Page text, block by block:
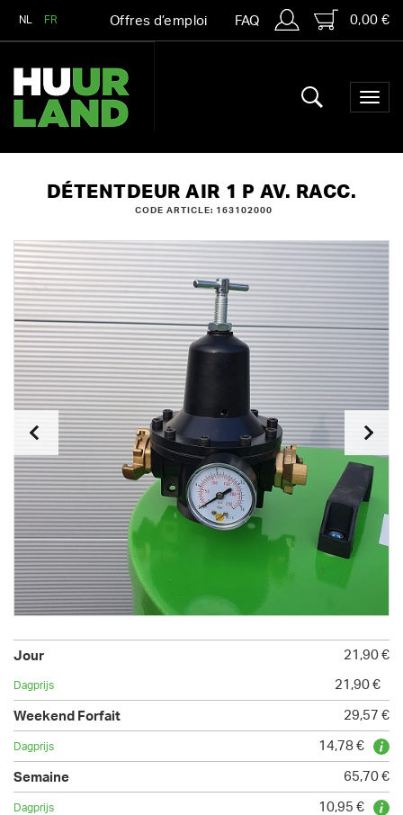
NL FR Offres d’emploi FAQ 0,00 €
DÉTENTDEUR AIR 1 P AV. RACC.
CODE ARTICLE: 163102000
21,90 €
21,90 €
29,57 €
14,78 €
65,70 €
10,95 €